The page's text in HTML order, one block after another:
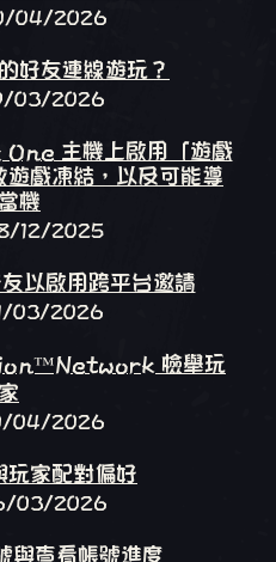
04/2026
好友連線遊玩？
03/2026
主機上啟用「遊戲
戲凍結，以及可能導
機
12/2025
以啟用跨平台邀請
03/2026
檢舉玩
家
04/2026
玩家配對偏好
03/2026
查看帳號進度